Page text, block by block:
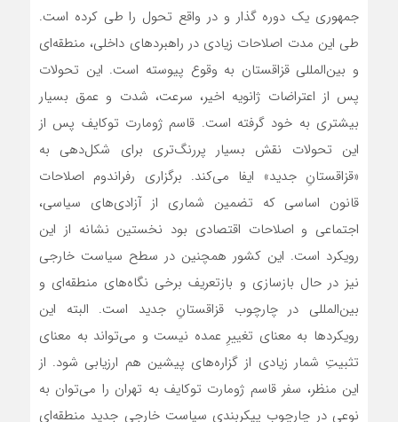
جمهوری یک دوره گذار و در واقع تحول را طی کرده است.
طی این مدت اصلاحات زیادی در راهبردهای داخلی، منطقه‌ای
و بین‌المللی قزاقستان به وقوع پیوسته است. این تحولات
پس از اعتراضات ژانویه اخیر، سرعت، شدت و عمق بسیار
بیشتری به خود گرفته است. قاسم ژومارت توکایف پس از
این تحولات نقش بسیار پررنگ‌تری برای شکل‌دهی به
«قزاقستانِ جدید» ایفا می‌کند. برگزاری رفراندوم اصلاحات
قانون اساسی که تضمین شماری از آزادی‌های سیاسی،
اجتماعی و اصلاحات اقتصادی بود نخستین نشانه از این
رویکرد است. این کشور همچنین در سطح سیاست خارجی
نیز در حال بازسازی و بازتعریف برخی نگاه‌های منطقه‌ای و
بین‌المللی در چارچوب قزاقستانِ جدید است. البته این
رویکردها به معنای تغییرِ عمده نیست و می‌تواند به معنای
تثبیتِ شمار زیادی از گزاره‌های پیشین هم ارزیابی شود. از
این منظر، سفر قاسم ژومارت توکایف به تهران را می‌توان به
نوعی در چارچوب پیکربندی سیاست خارجی جدید منطقه‌ای